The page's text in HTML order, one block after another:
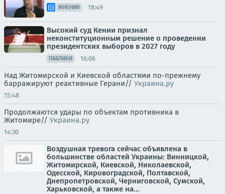
МНЕНИЯ 18:49
Высокий суд Кении признал
неконституционным решение о проведении
президентских выборов в 2027 году
ПАБЛИКИ 16:06
Над Житомирской и Киевской областями по-прежнему
барражируют реактивные Герани// Украина.ру
15:48
Продолжаются удары по объектам противника в
Житомире// Украина.ру
14:30
Воздушная тревога сейчас объявлена в
большинстве областей Украины: Винницкой,
Житомирской, Киевской, Николаевской,
Одесской, Кировоградской, Полтавской,
Днепропетровской, Черниговской, Сумской,
Харьковской, а также на...